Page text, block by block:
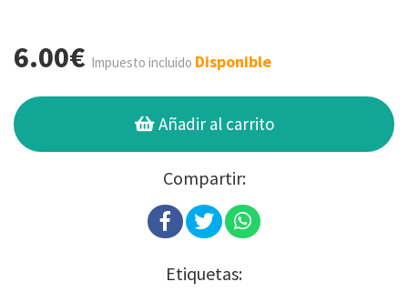
6.00€ Impuesto incluido Disponible
Añadir al carrito
Compartir:
Etiquetas: